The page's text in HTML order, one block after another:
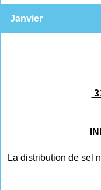
Janvier
La distribution de sel